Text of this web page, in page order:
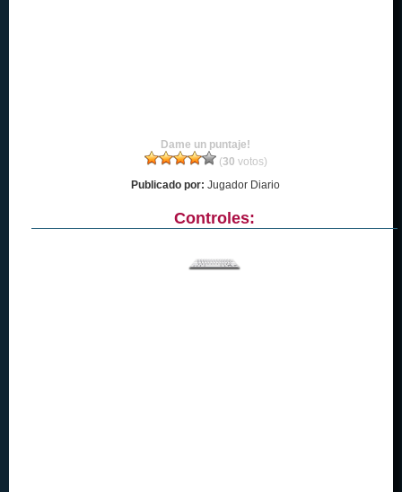
Dame un puntaje!
(30 votos)
Publicado por: Jugador Diario
Controles: